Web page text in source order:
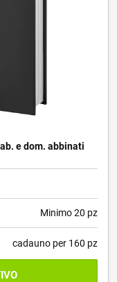
e dom. abbinati
Minimo 20 pz
cadauno per 160 pz